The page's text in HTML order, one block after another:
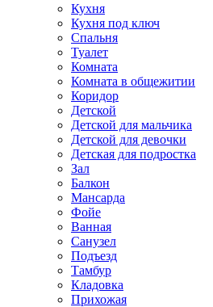
Кухня
Кухня под ключ
Спальня
Туалет
Комната
Комната в общежитии
Коридор
Детской
Детской для мальчика
Детской для девочки
Детская для подростка
Зал
Балкон
Мансарда
Фойе
Ванная
Санузел
Подъезд
Тамбур
Кладовка
Прихожая